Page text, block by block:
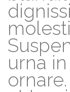
urna